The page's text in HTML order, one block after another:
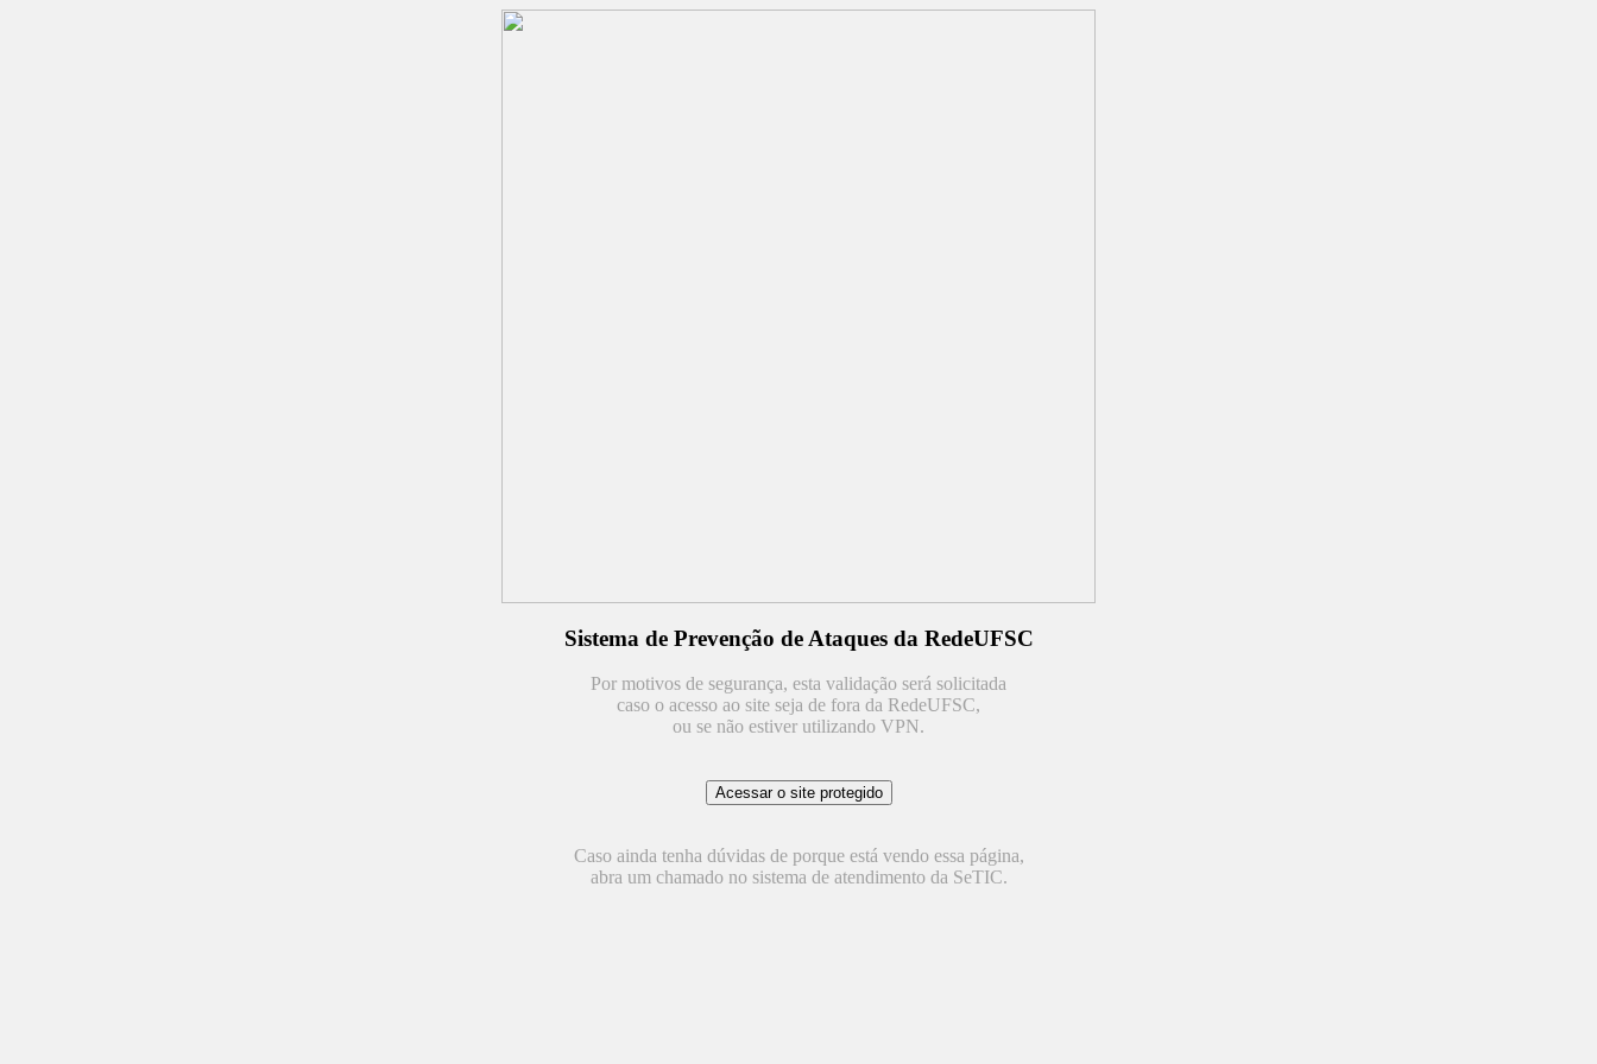
Sistema de Prevenção de Ataques da RedeUFSC
Por motivos de segurança, esta validação será solicitada
caso o acesso ao site seja de fora da RedeUFSC,
ou se não estiver utilizando VPN.
Caso ainda tenha dúvidas de porque está vendo essa página,
abra um chamado no sistema de atendimento da SeTIC.